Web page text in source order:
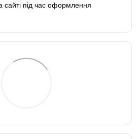
сайті під час оформлення